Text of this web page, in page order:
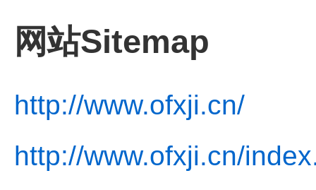
网站Sitemap
http://www.ofxji.cn/
http://www.ofxji.cn/